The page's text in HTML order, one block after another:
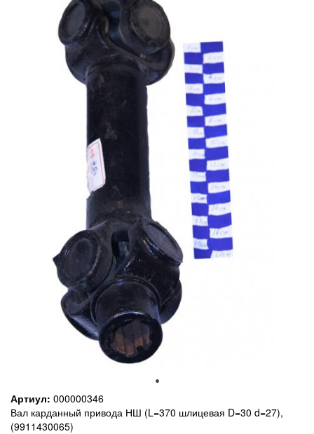
Артиул: 000000346
Вал карданный привода НШ (L=370 шлицевая D=30 d=27),
(9911430065)